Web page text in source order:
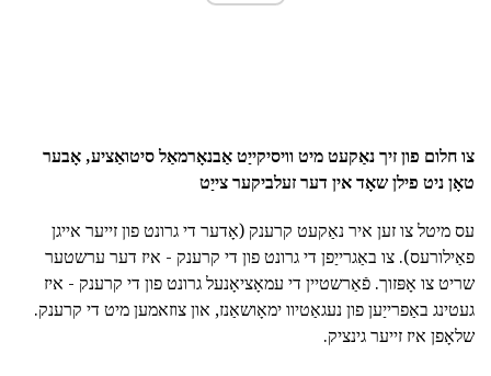
צו חלום פון זיך נאַקעט מיט וויסיקייַט אַבנאָרמאַל סיטואַציע, אָבער
טאָן ניט פילן שאָד אין דער זעלביקער צייַט
עס מיטל צו זען איר נאַקעט קרענק (אָדער די גרונט פון זייער אייגן
פאַילורעס). צו באַגרייַפן די גרונט פון די קרענק - איז דער ערשטער
שריט צו אָפּזוך. פֿאַרשטיין די עמאָציאָנעל גרונט פון די קרענק - איז
געטינג באַפרייַען פון נעגאַטיוו ימאָושאַנז, און צוזאמען מיט די קרענק.
שלאָפן איז זייער גינציק.